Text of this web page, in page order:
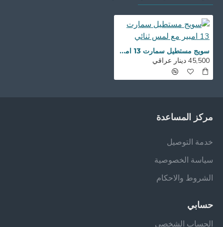
سويج مستطيل سمارت 13 امبير مع لمس ثنائي
45,500 دينار عراقي
مركز المساعدة
خدمة التوصيل
سياسة الخصوصية
الشروط والاحكام
حسابي
الحساب الشخصي